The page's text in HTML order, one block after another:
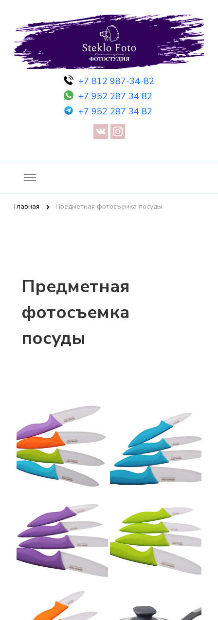
+7 812 987-34-82
+7 952 287 34 82
+7 952 287 34 82
Фотостудия SF
Фотосессия в студии СПб — Фотосессия в Санкт-Петербурге
— Предметная съемка — Невидимый манекен — Прозрачный
манекен — Сертификат на фотосессию
Главная Предметная фотосъемка посуды
Предметная
фотосъемка
посуды